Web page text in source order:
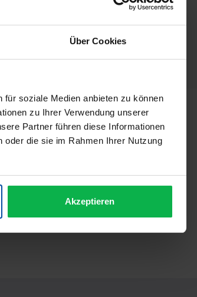
Über Cookies
soziale Medien anbieten zu können
zu Ihrer Verwendung unserer
Partner führen diese Informationen
oder die sie im Rahmen Ihrer Nutzung
Akzeptieren
Herstellernummer:
37048
Stück"